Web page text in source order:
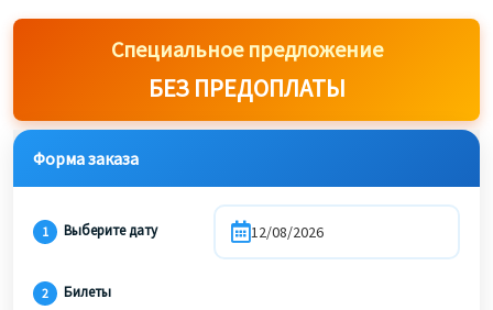
Специальное предложение
БЕЗ ПРЕДОПЛАТЫ
Форма заказа
1 Выберите дату
2 Билеты